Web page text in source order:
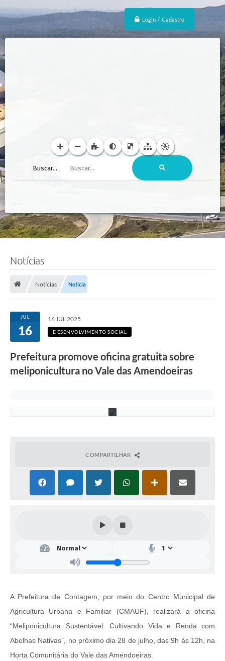
Login / Cadastro
Buscar...
Notícias
Notícias Notícia
JUL
16
16 JUL 2025
DESENVOLVIMENTO SOCIAL
Prefeitura promove oficina gratuita sobre
meliponicultura no Vale das Amendoeiras
S
l
m
COMPARTILHAR
A Prefeitura de Contagem, por meio do Centro Municipal de
Agricultura Urbana e Familiar (CMAUF), realizará a oficina
“Meliponicultura Sustentável: Cultivando Vida e Renda com
Abelhas Nativas”, no próximo dia 28 de julho, das 9h às 12h, na
Horta Comunitária do Vale das Amendoeiras.